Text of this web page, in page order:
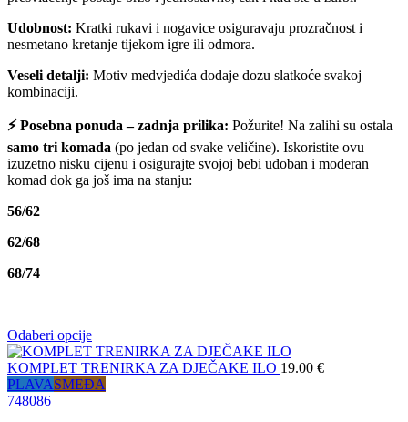
Udobnost: Kratki rukavi i nogavice osiguravaju prozračnost i
nesmetano kretanje tijekom igre ili odmora.
Veseli detalji: Motiv medvjedića dodaje dozu slatkoće svakoj
kombinaciji.
⚡ Posebna ponuda – zadnja prilika: Požurite! Na zalihi su ostala
samo tri komada (po jedan od svake veličine). Iskoristite ovu
izuzetno nisku cijenu i osigurajte svojoj bebi udoban i moderan
komad dok ga još ima na stanju:
56/62
62/68
68/74
Odaberi opcije
KOMPLET TRENIRKA ZA DJEČAKE ILO 19.00 €
PLAVASMEĐA
748086